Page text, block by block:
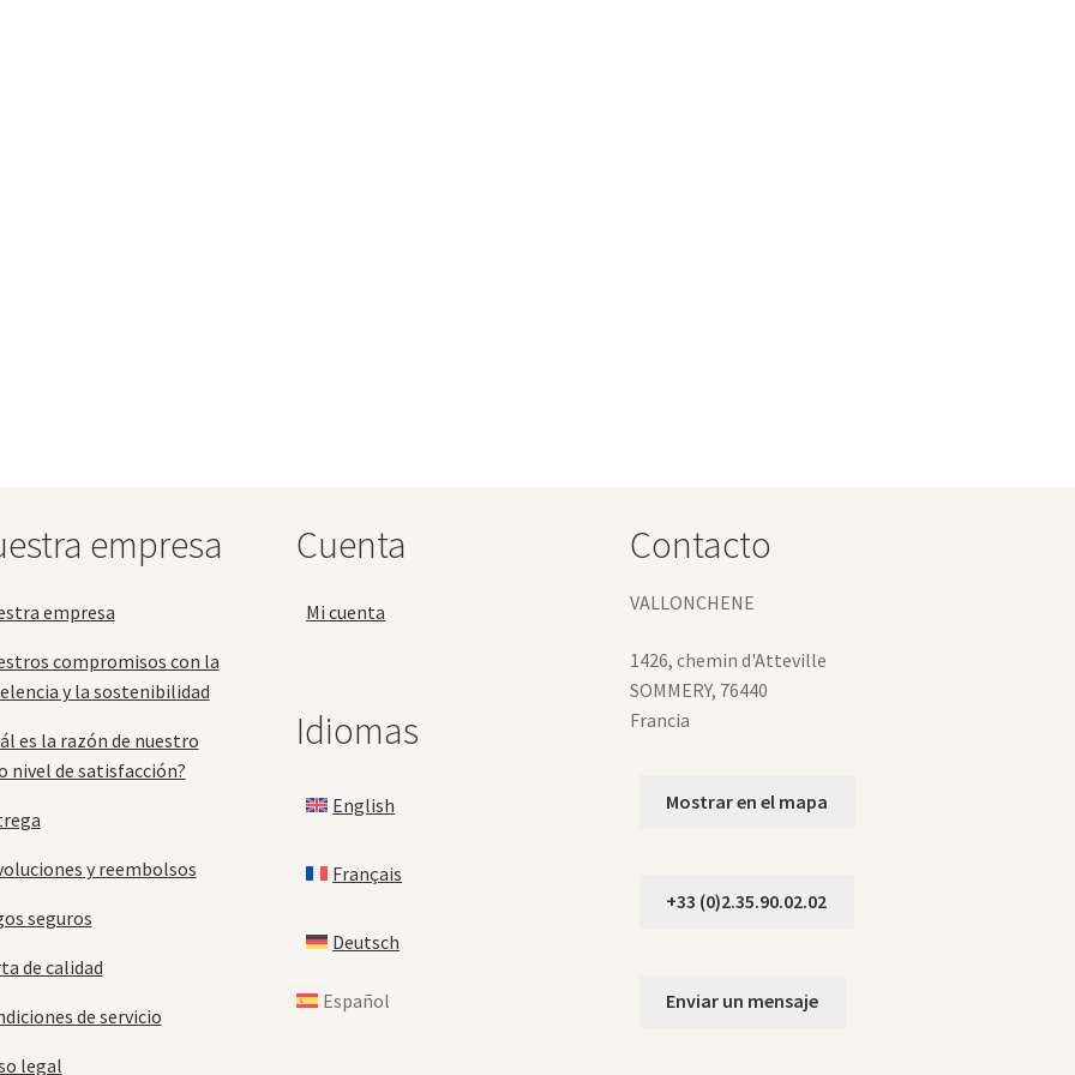
empresa
empresa
compromisos con la
y la sostenibilidad
es la razón de nuestro
nivel de satisfacción?
y reembolsos
seguros
de calidad
de servicio
legal
Cuenta
Mi cuenta
Idiomas
English
Français
Deutsch
Español
Contacto
VALLONCHENE
1426, chemin d'Atteville
SOMMERY, 76440
Francia
Mostrar en el mapa
+33 (0)2.35.90.02.02
Enviar un mensaje